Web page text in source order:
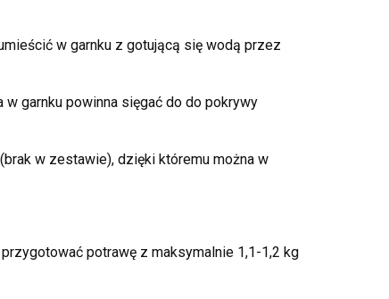
w garnku z gotującą się wodą przez
garnku powinna sięgać do do pokrywy
w zestawie), dzięki któremu można w
potrawę z maksymalnie 1,1-1,2 kg